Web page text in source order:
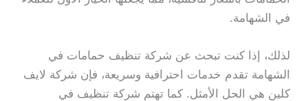
في الشهامة.
لذلك، إذا كنت تبحث عن شركة تنظيف حمامات في
الشهامة تقدم خدمات احترافية وسريعة، فإن شركة لايف
كلين هي الحل الأمثل. كما تهتم شركة تنظيف في